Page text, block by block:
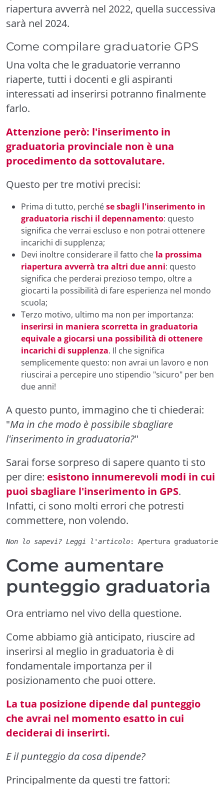
riapertura avverrà nel 2022, quella successiva
sarà nel 2024.
Come compilare graduatorie GPS
Una volta che le graduatorie verranno
riaperte, tutti i docenti e gli aspiranti
interessati ad inserirsi potranno finalmente
farlo.
Attenzione però: l'inserimento in
graduatoria provinciale non è una
procedimento da sottovalutare.
Questo per tre motivi precisi:
Prima di tutto, perchése sbagli l'inserimento in
graduatoria rischi il depennamento: questo
significa che verrai escluso e non potrai ottenere
incarichi di supplenza;
Devi inoltre considerare il fatto che la prossima
riapertura avverrà tra altri due anni: questo
significa che perderai prezioso tempo, oltre a
giocarti la possibilità di fare esperienza nel mondo
scuola;
Terzo motivo, ultimo ma non per importanza:
inserirsi in maniera scorretta in graduatoria
equivale a giocarsi una possibilità di ottenere
incarichi di supplenza. Il che significa
semplicemente questo: non avrai un lavoro e non
riuscirai a percepire uno stipendio "sicuro" per ben
due anni!
A questo punto, immagino che ti chiederai:
"Ma in che modo è possibile sbagliare
l'inserimento in graduatoria?"
Sarai forse sorpreso di sapere quanto ti sto
per dire: esistono innumerevoli modi in cui
puoi sbagliare l'inserimento in GPS.
Infatti, ci sono molti errori che potresti
commettere, non volendo.
Non lo sapevi? Leggi l'articolo: Apertura
Come aumentare
punteggio graduatoria
Ora entriamo nel vivo della questione.
Come abbiamo già anticipato, riuscire ad
inserirsi al meglio in graduatoria è di
fondamentale importanza per il
posizionamento che puoi ottere.
La tua posizione dipende dal punteggio
che avrai nel momento esatto in cui
deciderai di inserirti.
E il punteggio da cosa dipende?
Principalmente da questi tre fattori: